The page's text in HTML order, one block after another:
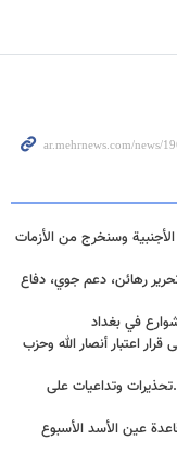
وسنخرج من الأزمات
ضد الإرهاب: تحرير رهائن، دعم جوي، دفاع
في بغداد​
قرار اعتبار أنصار الله وحزب
وتداعيات على
عين الأسد الأسبوع